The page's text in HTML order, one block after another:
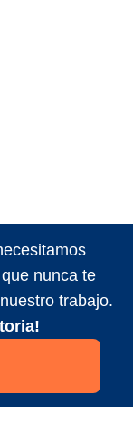
nunca te
trabajo.